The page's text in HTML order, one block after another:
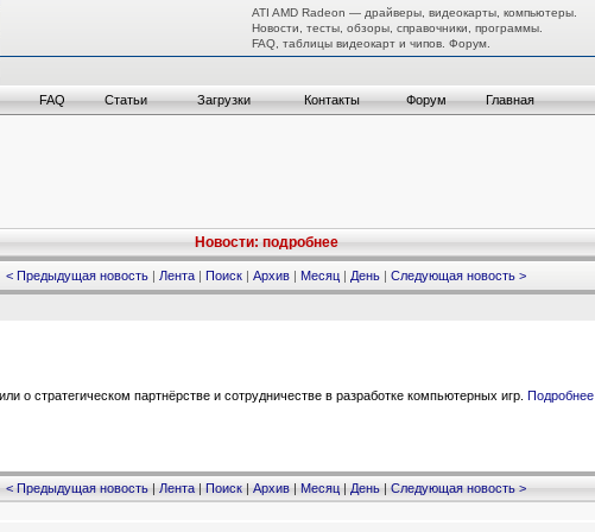
ATI AMD Radeon — драйверы, видеокарты, компьютеры.
Новости, тесты, обзоры, справочники, программы.
FAQ, таблицы видеокарт и чипов. Форум.
FAQ Статьи Загрузки Контакты Форум Главная
Новости: подробнее
< Предыдущая новость | Лента | Поиск | Архив | Месяц | День | Следующая новость >
о стратегическом партнёрстве и сотрудничестве в разработке компьютерных игр. Подробнее
< Предыдущая новость Лента| Поиск Архив Месяц День Следующая новость >